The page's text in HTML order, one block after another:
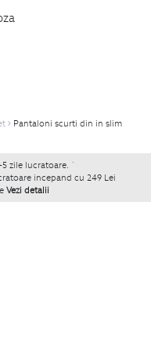
Pantaloni scurti din in slim
5 zile lucratoare. `
incepand cu 249 Lei
Vezi detalii